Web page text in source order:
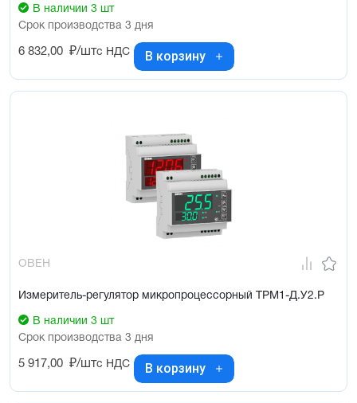
В наличии 3 шт
Срок производства 3 дня
6 832,00 ₽/штс НДС В корзину
ОВЕН
Измеритель-регулятор микропроцессорный ТРМ1-Д.У2.Р
В наличии 3 шт
Срок производства 3 дня
5 917,00 ₽/штс НДС В корзину